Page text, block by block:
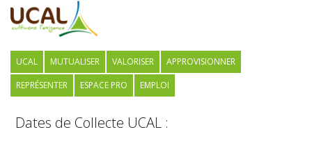
UCAL MUTUALISER VALORISER
APPROVISIONNER
REPRÉSENTER
ESPACE PRO EMPLOI
Dates de Collecte UCAL :